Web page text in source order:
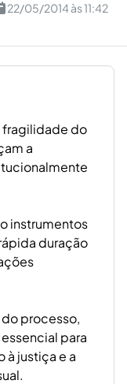
22/05/2014 às 11:42
fragilidade do
a
instrumentos
duração
processo,
para
à justiça e a